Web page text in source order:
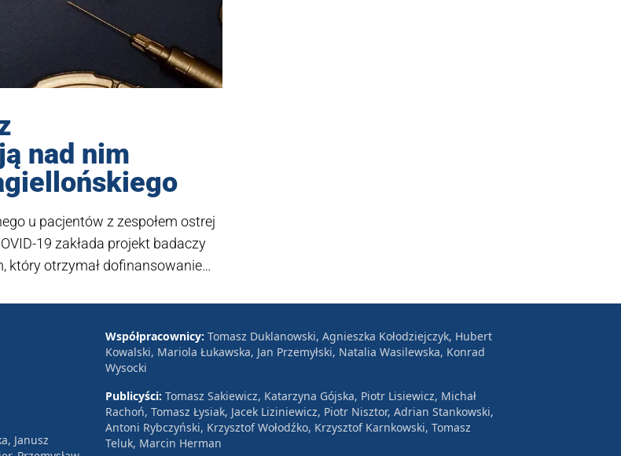
nad nim
u pacjentów z zespołem ostrej
19 zakłada projekt badaczy
który otrzymał dofinansowanie
Janusz
Współpracownicy: Tomasz Duklanowski, Agnieszka Kołodziejczyk, Hubert
Kowalski, Mariola Łukawska, Jan Przemyłski, Natalia Wasilewska, Konrad
Wysocki
Publicyści: Tomasz Sakiewicz, Katarzyna Gójska, Piotr Lisiewicz, Michał
Rachoń, Tomasz Łysiak, Jacek Liziniewicz, Piotr Nisztor, Adrian Stankowski,
Antoni Rybczyński, Krzysztof Wołodźko, Krzysztof Karnkowski, Tomasz
Teluk, Marcin Herman